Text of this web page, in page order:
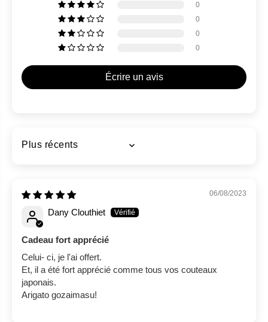
0
0
0
0
Écrire un avis
Sort by
06/08/2023
Dany Clouthiet
Cadeau fort apprécié
Celui- ci, je l'ai offert.
Et, il a été fort apprécié comme tous vos couteaux
japonais.
Arigato gozaimasu!